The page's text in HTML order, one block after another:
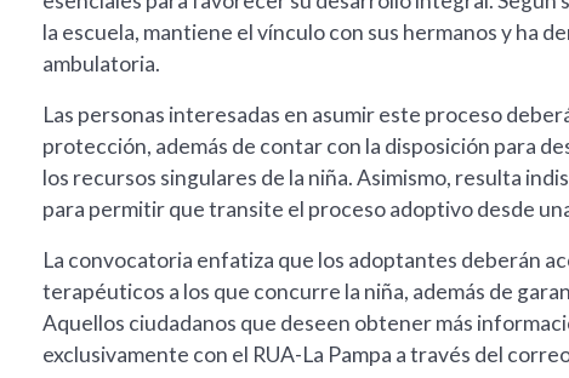
la escuela, mantiene el vínculo con sus hermanos y ha
ambulatoria.
Las personas interesadas en asumir este proceso
protección, además de contar con la disposición para
los recursos singulares de la niña. Asimismo, resulta
para permitir que transite el proceso adoptivo desde
La convocatoria enfatiza que los adoptantes deberán
terapéuticos a los que concurre la niña, además de
Aquellos ciudadanos que deseen obtener más
exclusivamente con el RUA-La Pampa a través del